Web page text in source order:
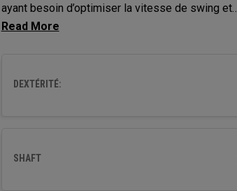
ayant besoin d’optimiser la vitesse de swing et
d’améliorer le départ de balle pour obtenir une
DEXTÉRITÉ:
SHAFT